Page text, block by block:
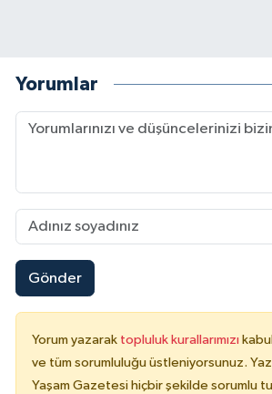
Yorumlar
Gönder
Yorum yazarak topluluk kurallarımızı
ve tüm sorumluluğu üstleniyorsunuz.
Yaşam Gazetesi hiçbir şekilde sorumlu